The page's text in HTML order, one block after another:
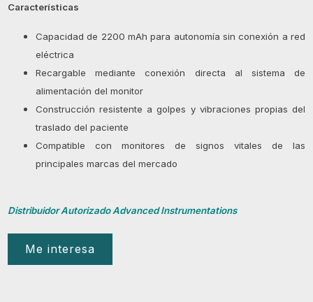
Características
Capacidad de 2200 mAh para autonomía sin conexión a red
eléctrica
Recargable mediante conexión directa al sistema de
alimentación del monitor
Construcción resistente a golpes y vibraciones propias del
traslado del paciente
Compatible con monitores de signos vitales de las
principales marcas del mercado
Distribuidor Autorizado Advanced Instrumentations
Me interesa